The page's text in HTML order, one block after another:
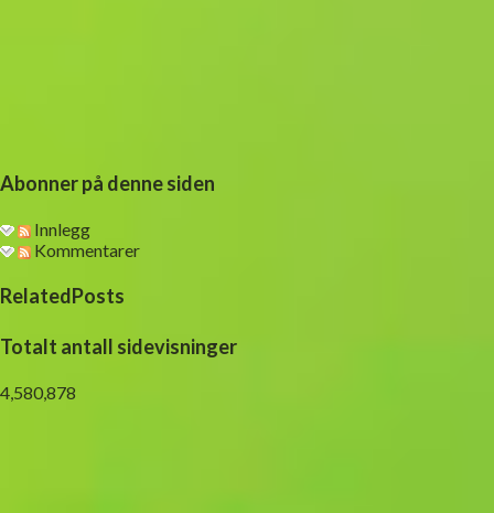
Abonner på denne siden
Innlegg
Kommentarer
RelatedPosts
Totalt antall sidevisninger
4,580,878